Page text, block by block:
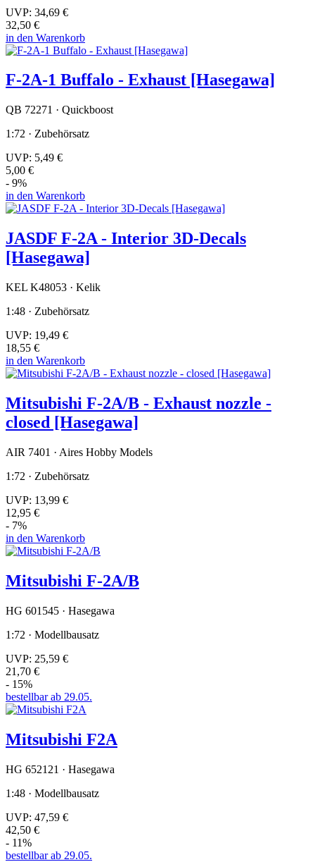
UVP: 34,69 €
32,50 €
in den Warenkorb
F-2A-1 Buffalo - Exhaust [Hasegawa]
QB 72271 · Quickboost
1:72 · Zubehörsatz
UVP: 5,49 €
5,00 €
- 9%
in den Warenkorb
JASDF F-2A - Interior 3D-Decals
[Hasegawa]
KEL K48053 · Kelik
1:48 · Zubehörsatz
UVP: 19,49 €
18,55 €
in den Warenkorb
Mitsubishi F-2A/B - Exhaust nozzle -
closed [Hasegawa]
AIR 7401 · Aires Hobby Models
1:72 · Zubehörsatz
UVP: 13,99 €
12,95 €
- 7%
in den Warenkorb
Mitsubishi F-2A/B
HG 601545 · Hasegawa
1:72 · Modellbausatz
UVP: 25,59 €
21,70 €
- 15%
bestellbar ab 29.05.
Mitsubishi F2A
HG 652121 · Hasegawa
1:48 · Modellbausatz
UVP: 47,59 €
42,50 €
- 11%
bestellbar ab 29.05.